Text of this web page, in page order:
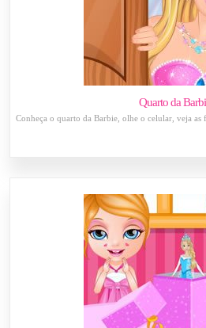
Quarto da
Conheça o quarto da Barbie, olhe o celular, veja as